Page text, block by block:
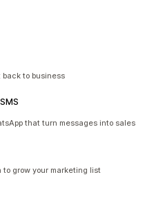
to business
that turn messages into sales
to grow your marketing list